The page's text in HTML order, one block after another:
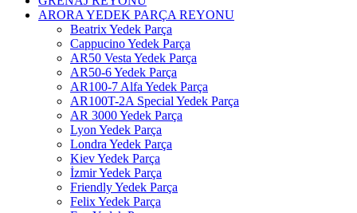
ARORA YEDEK PARÇA REYONU
Beatrix Yedek Parça
Cappucino Yedek Parça
AR50 Vesta Yedek Parça
AR50-6 Yedek Parça
AR100-7 Alfa Yedek Parça
AR100T-2A Special Yedek Parça
AR 3000 Yedek Parça
Lyon Yedek Parça
Londra Yedek Parça
Kiev Yedek Parça
İzmir Yedek Parça
Friendly Yedek Parça
Felix Yedek Parça